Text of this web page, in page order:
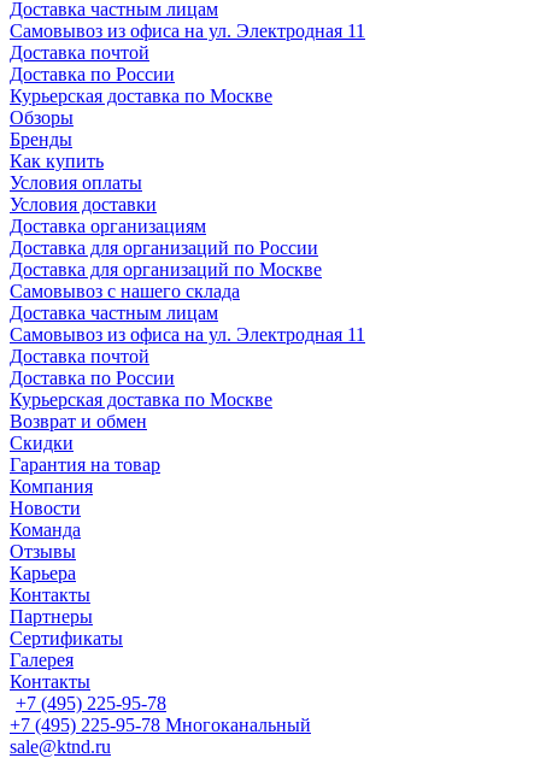
Доставка частным лицам
Самовывоз из офиса на ул. Электродная 11
Доставка почтой
Доставка по России
Курьерская доставка по Москве
Обзоры
Бренды
Как купить
Условия оплаты
Условия доставки
Доставка организациям
Доставка для организаций по России
Доставка для организаций по Москве
Самовывоз с нашего склада
Доставка частным лицам
Самовывоз из офиса на ул. Электродная 11
Доставка почтой
Доставка по России
Курьерская доставка по Москве
Возврат и обмен
Скидки
Гарантия на товар
Компания
Новости
Команда
Отзывы
Карьера
Контакты
Партнеры
Сертификаты
Галерея
Контакты
+7 (495) 225-95-78
+7 (495) 225-95-78 Многоканальный
sale@ktnd.ru